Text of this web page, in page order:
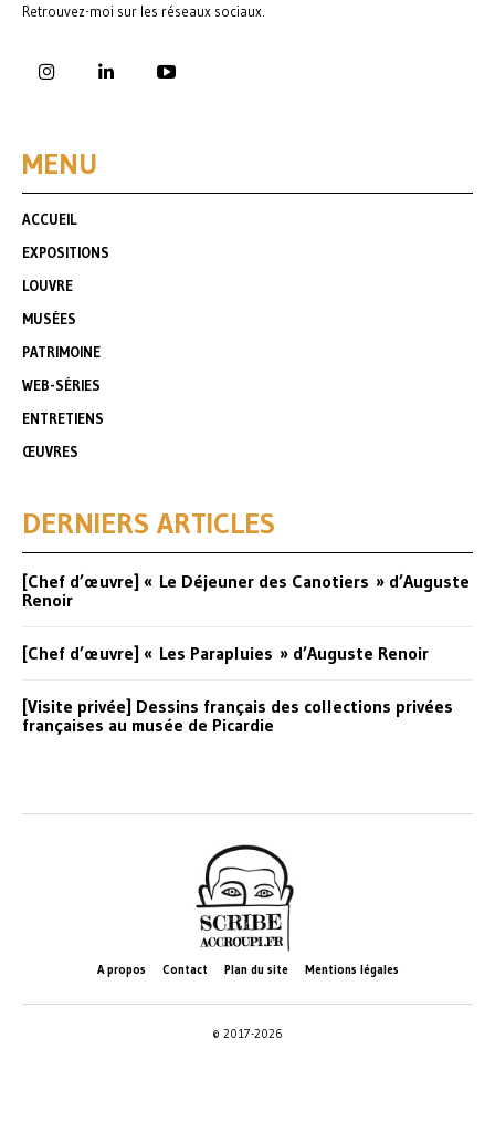
Retrouvez-moi sur les réseaux sociaux.
MENU
ACCUEIL
EXPOSITIONS
LOUVRE
MUSÉES
PATRIMOINE
WEB-SÉRIES
ENTRETIENS
ŒUVRES
DERNIERS ARTICLES
[Chef d’œuvre] « Le Déjeuner des Canotiers » d’Auguste
Renoir
[Chef d’œuvre] « Les Parapluies » d’Auguste Renoir
[Visite privée] Dessins français des collections privées
françaises au musée de Picardie
A propos Contact Plan du site Mentions légales
© 2017-2026